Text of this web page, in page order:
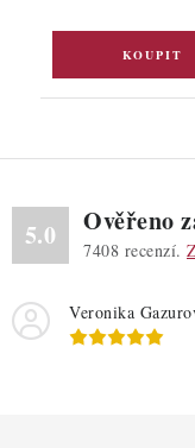
5.0 Ověřeno
7408 recenzí.
Veronika